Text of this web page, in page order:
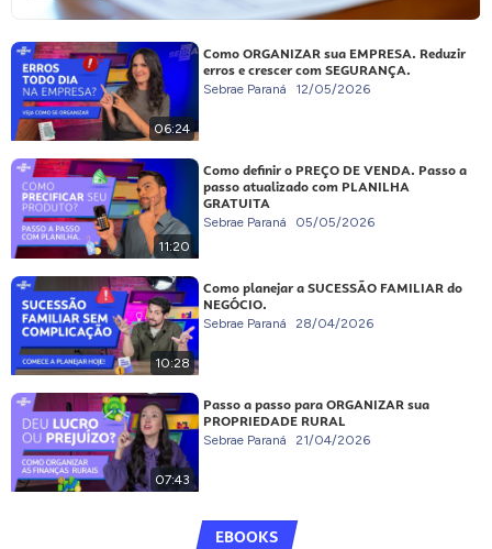
06:24
Como ORGANIZAR sua EMPRESA. Reduzir
erros e crescer com SEGURANÇA.
Sebrae Paraná 12/05/2026
11:20
Como definir o PREÇO DE VENDA. Passo a
passo atualizado com PLANILHA
GRATUITA
Sebrae Paraná 05/05/2026
10:28
Como planejar a SUCESSÃO FAMILIAR do
NEGÓCIO.
Sebrae Paraná 28/04/2026
07:43
Passo a passo para ORGANIZAR sua
PROPRIEDADE RURAL
Sebrae Paraná 21/04/2026
EBOOKS